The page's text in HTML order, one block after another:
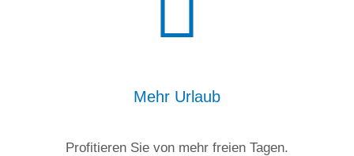
Mehr Urlaub
Profitieren Sie von mehr freien Tagen.